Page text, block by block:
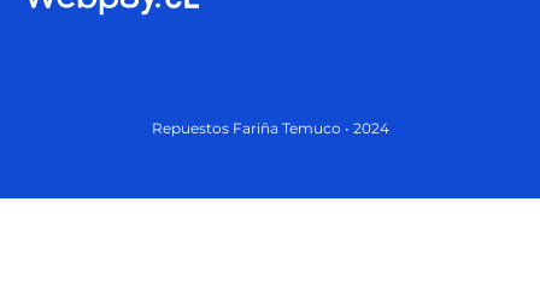
Repuestos Fariña Temuco • 2024